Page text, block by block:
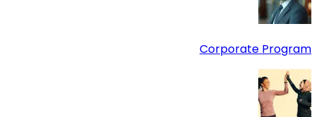
Corporate Program